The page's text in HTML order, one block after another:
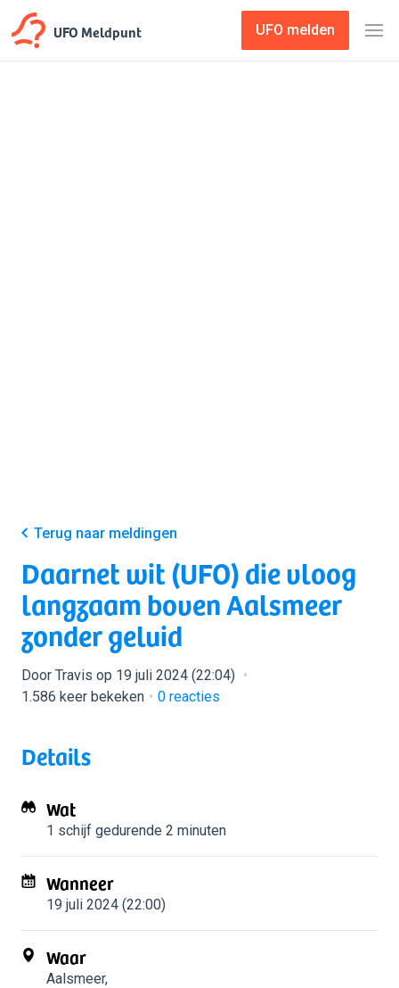
UFO Meldpunt UFO melden
Terug naar meldingen
Daarnet wit (UFO) die vloog
langzaam boven Aalsmeer
zonder geluid
Door Travis op 19 juli 2024 (22:04)
1.586 keer bekeken
0 reacties
Details
Wat
1 schijf gedurende 2 minuten
Wanneer
19 juli 2024 (22:00)
Waar
Aalsmeer,